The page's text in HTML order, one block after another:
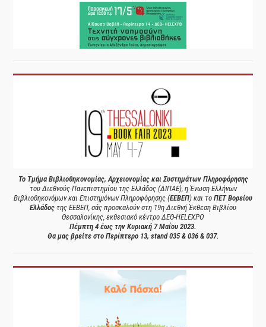
Το Τμήμα Βιβλιοθηκονομίας, Αρχειονομίας και Συστημάτων Πληροφόρησης
του Διεθνούς Πανεπιστημίου της Ελλάδος (ΔΙΠΑΕ), η Ένωση Ελλήνων
Βιβλιοθηκονόμων και Επιστημόνων Πληροφόρησης (ΕΕΒΕΠ) και το ΠΕΤ Βορείου
Ελλάδος της ΕΕΒΕΠ, σάς προσκαλούν στη 19η Διεθνή Έκθεση Βιβλίου
Θεσσαλονίκης, εκθεσιακό κέντρο ΔΕΘ-HELEXPO
Πέμπτη 4 έως την Κυριακή 7 Μαΐου 2023.
Θα μας βρείτε στο Περίπτερο 13, stand 035 & 036 & 037.